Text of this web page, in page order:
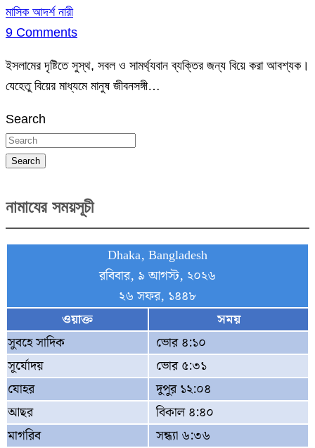
মাসিক আদর্শ নারী
9 Comments
ইসলামের দৃষ্টিতে সুস্থ, সবল ও সামর্থ্যবান ব্যক্তির জন্য বিয়ে করা আবশ্যক।
যেহেতু বিয়ের মাধ্যমে মানুষ জীবনসঙ্গী…
Search
Search
নামাযের সময়সূচী
Dhaka, Bangladesh
রবিবার, ৯ আগস্ট, ২০২৬
২৬ সফর, ১৪৪৮
ওয়াক্ত
সময়
সুবহে সাদিক
ভোর ৪:১০
সূর্যোদয়
ভোর ৫:৩১
যোহর
দুপুর ১২:০৪
আছর
বিকাল ৪:৪০
মাগরিব
সন্ধ্যা ৬:৩৬